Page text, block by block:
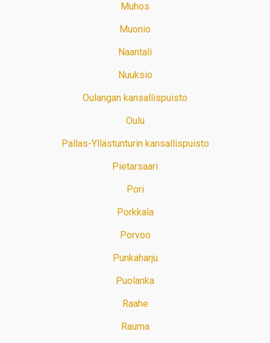
Muhos
Muonio
Naantali
Nuuksio
Oulangan kansallispuisto
Oulu
Pallas-Yllästunturin kansallispuisto
Pietarsaari
Pori
Porkkala
Porvoo
Punkaharju
Puolanka
Raahe
Rauma